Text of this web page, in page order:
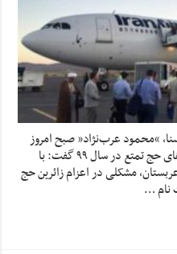
“محمود عرب‌نژاد” صبح امروز
هفتم اسفندماه در جلسه تشریح برنامه‌های حج تمتع در سال ۹۹ گفت: با
مشکلی در اعزام زائرین حج